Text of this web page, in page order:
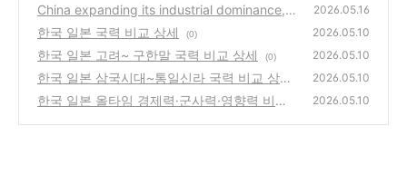
China expanding its industrial dominance,
warns US business group
(0)
2026.05.16
한국 일본 국력 비교 상세 (0) 2026.05.10
한국 일본 고려~ 구한말 국력 비교 상세 (0) 2026.05.10
한국 일본 삼국시대~통일신라 국력 비교 상세
(0)
2026.05.10
한국 일본 올타임 경제력·군사력·영향력 비교 2026.05.10